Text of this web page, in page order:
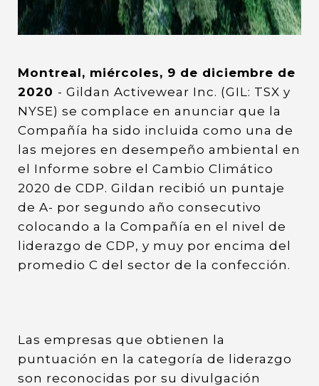
Montreal, miércoles, 9 de diciembre de
2020 - Gildan Activewear Inc. (GIL: TSX y
NYSE) se complace en anunciar que la
Compañía ha sido incluida como una de
las mejores en desempeño ambiental en
el Informe sobre el Cambio Climático
2020 de CDP. Gildan recibió un puntaje
de A- por segundo año consecutivo
colocando a la Compañía en el nivel de
liderazgo de CDP, y muy por encima del
promedio C del sector de la confección.
Las empresas que obtienen la
puntuación en la categoría de liderazgo
son reconocidas por su divulgación